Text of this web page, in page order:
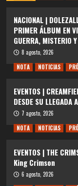
NACIONAL |
PRIMER ÁLBUM EN
GUERRA, MISTERIO
8 agosto, 2026
NOTA
NOTICIAS
EVENTOS |
DESDE SU LLEGADA
7 agosto, 2026
NOTA
NOTICIAS
EVENTOS | THE
King Crimson
6 agosto, 2026